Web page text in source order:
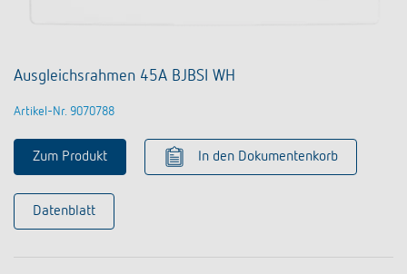
Ausgleichsrahmen 45A BJBSI WH
Artikel-Nr. 9070788
Zum Produkt In den Dokumentenkorb
Datenblatt